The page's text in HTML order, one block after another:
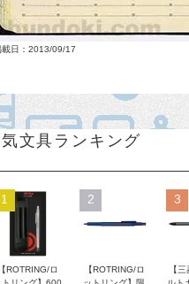
載日：2013/09/17
気文具ランキング
1
【ROTRING/ロ
2
【ROTRING/ロ
3
【